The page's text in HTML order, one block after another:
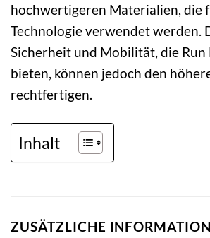
hochwertigeren Materialien, die
Technologie verwendet werden.
Sicherheit und Mobilität, die Run
bieten, können jedoch den
rechtfertigen.
Inhalt
ZUSÄTZLICHE